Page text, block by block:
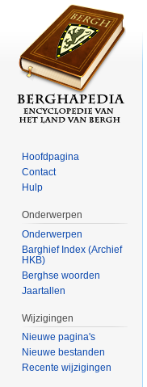
Hoofdpagina
Contact
Hulp
Onderwerpen
Onderwerpen
Barghief Index (Archief
HKB)
Berghse woorden
Jaartallen
Wijzigingen
Nieuwe pagina's
Nieuwe bestanden
Recente wijzigingen